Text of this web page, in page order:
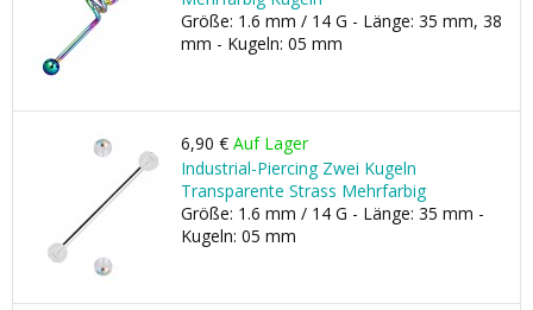
Größe: 1.6 mm / 14 G - Länge: 35 mm, 38
mm - Kugeln: 05 mm
6,90 € Auf Lager
Industrial-Piercing Zwei Kugeln
Transparente Strass Mehrfarbig
Größe: 1.6 mm / 14 G - Länge: 35 mm -
Kugeln: 05 mm